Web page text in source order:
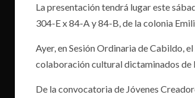
La presentación tendrá lugar este
304-E x 84-A y 84-B, de la colonia
Ayer, en Sesión Ordinaria de Cabildo,
colaboración cultural dictaminados de
De la convocatoria de Jóvenes